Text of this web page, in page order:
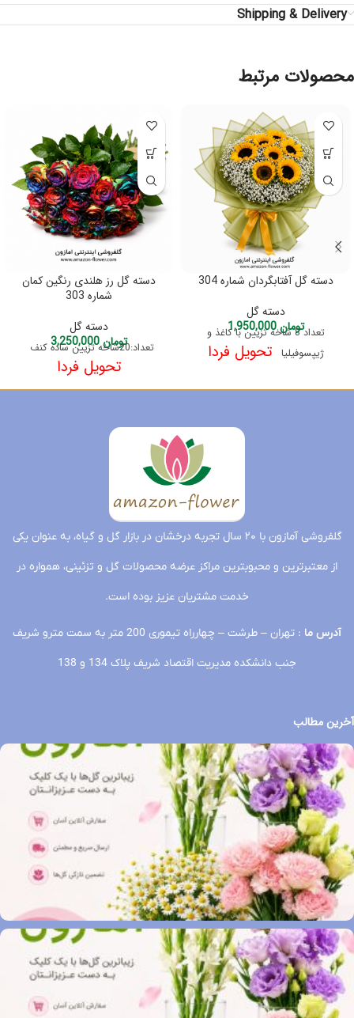
Shipping & Delivery
محصولات مرتبط
دسته گل آفتابگردان شماره 304
دسته گل
تومان1,950,000
تعداد 8 شاخه تزیین با کاغذ و
ژیپسوفیلیاتحویل فردا
دسته گل رز هلندی رنگین کمان
شماره 303
دسته گل
تومان3,250,000 تعداد:20شاخه تزیین ساده کنف
تحویل فردا
گلفروشی آمازون با ۲۰ سال تجربه درخشان در بازار گل و گیاه، به عنوان یکی
از معتبرترین و محبوبترین مراکز عرضه محصولات گل و تزئینی، همواره در
خدمت مشتریان عزیز بوده است.
آدرس ما
: تهران – طرشت – چهارراه تیموری 200 متر به سمت مترو شریف
جنب دانشکده مدیریت اقتصاد شریف پلاک 134 و 138
آخرین مطالب